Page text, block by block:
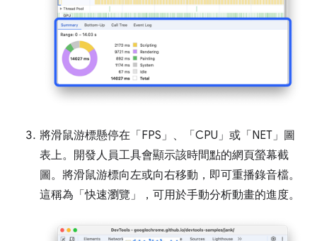
將滑鼠游標懸停在「FPS」 、「CPU」 或「NET」 圖
表上。開發人員工具會顯示該時間點的網頁螢幕截
圖。將滑鼠游標向左或向右移動，即可重播錄音檔。
這稱為「快速瀏覽」，可用於手動分析動畫的進度。